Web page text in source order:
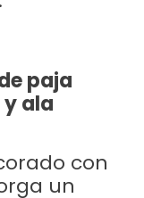
paja
ala
con
un